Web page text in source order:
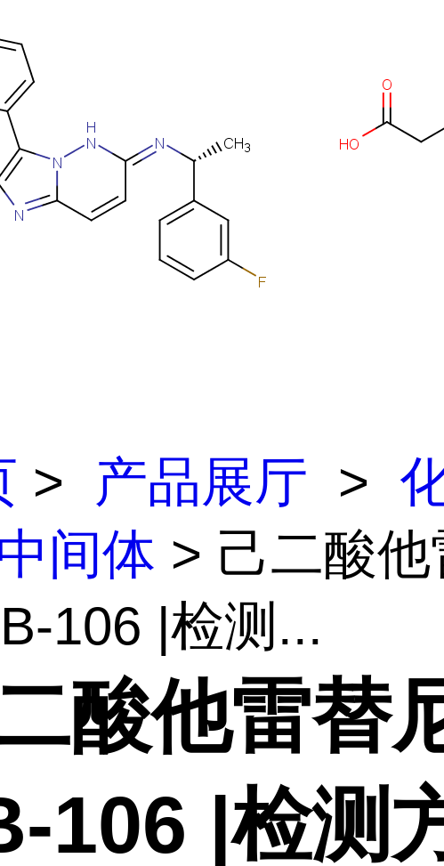
> 产品展厅 >
间体 > 己二酸
106 |检测...
酸他雷替
106 |检测